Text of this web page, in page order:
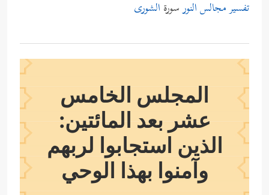
تفسير مجالس النورسورة الشورى
المجلس الخامس
عشر بعد المائتين:
الذين استجابوا لربهم
وآمنوا بهذا الوحي